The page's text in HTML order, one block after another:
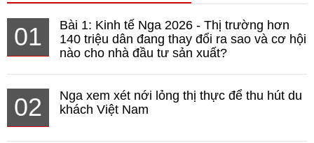
01
Bài 1: Kinh tế Nga 2026 - Thị trường hơn
140 triệu dân đang thay đổi ra sao và cơ hội
nào cho nhà đầu tư sản xuất?
02
Nga xem xét nới lỏng thị thực để thu hút du
khách Việt Nam